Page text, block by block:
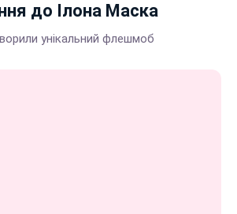
до Ілона Маска
унікальний флешмоб